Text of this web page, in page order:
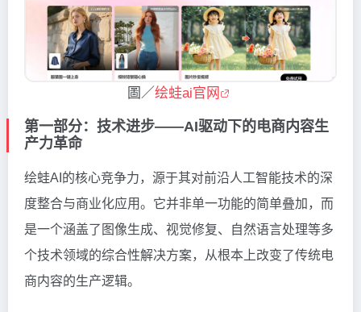
圖／绘蛙ai官网
第一部分：技术进步——AI驱动下的电商内容生
产力革命
绘蛙AI的核心竞争力，源于其对前沿人工智能技术的深
度整合与商业化应用。它并非单一功能的简单叠加，而
是一个涵盖了图像生成、视觉修复、自然语言处理等多
个技术领域的综合性解决方案，从根本上改变了传统电
商内容的生产逻辑。